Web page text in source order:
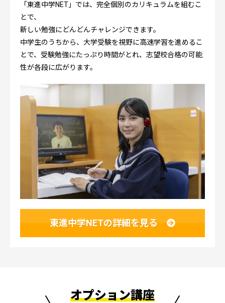
「東進中学NET」では、完全個別のカリキュラムを組むこ
とで、
新しい勉強にどんどんチャレンジできます。
中学生のうちから、大学受験を視野に高速学習を進めるこ
とで、受験勉強にたっぷり時間がとれ、志望校合格の可能
性が各段に広がります。
東進中学NETの詳細を見る
オプション講座